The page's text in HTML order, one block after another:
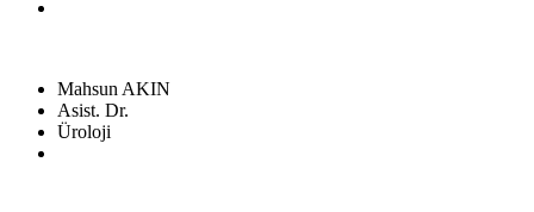
Mahsun AKIN
Asist. Dr.
Üroloji